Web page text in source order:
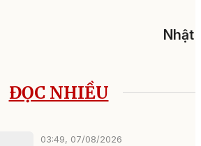
Nhật
ĐỌC NHIỀU
03:49, 07/08/2026